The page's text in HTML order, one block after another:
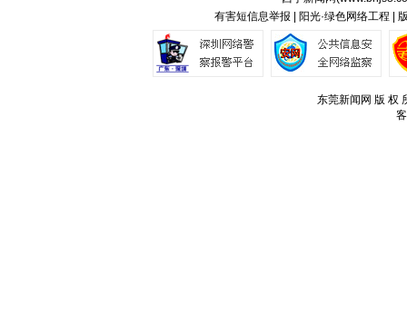
有害短信息举报 | 阳光·绿色网络工程 |
东莞新闻网 版 权